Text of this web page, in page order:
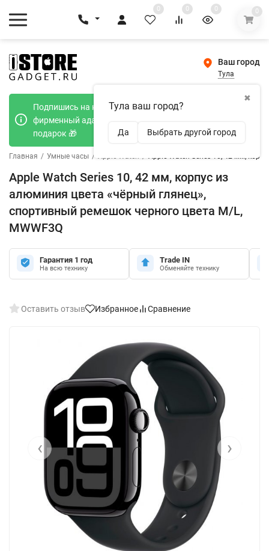
0 0 0 0
Ваш город
Тула
✖
Тула ваш город?
Да Выбрать другой город
Подпишись на наш телеграмм канал и получи
фирменный адаптер Type-C 20W при покупке в
подарок 🎁
Главная / Умные часы / Apple Watch / Apple Watch Series 10, 42 мм,
Apple Watch Series 10, 42 мм, корпус из
алюминия цвета «чёрный глянец»,
спортивный ремешок черного цвета M/L,
MWWF3Q
Гарантия 1 год
На всю технику
Trade IN
Обменяйте технику
Оставить отзыв Избранное Сравнение
‹ ›